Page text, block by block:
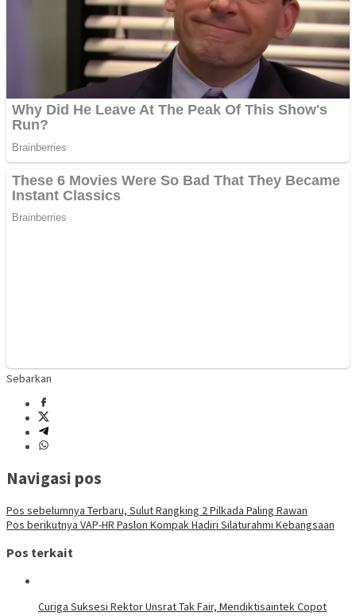
Sebarkan
Navigasi pos
Pos sebelumnya Terbaru, Sulut Rangking 2 Pilkada Paling Rawan
Pos berikutnya VAP-HR Paslon Kompak Hadiri Silaturahmi Kebangsaan
Pos terkait
Curiga Suksesi Rektor Unsrat Tak Fair, Mendiktisaintek Copot